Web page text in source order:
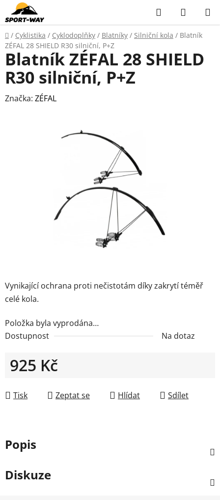
Přejít
na
obsah
Hledat
KOŠÍK
Domů
/ Cyklistika / Cyklodoplňky / Blatníky / Silniční kola / Blatník
ZÉFAL 28 SHIELD R30 silniční, P+Z
Vynikající ochrana proti nečistotám díky zakrytí téměř
celé kola.
Položka byla vyprodána…
Dostupnost
Na dotaz
925 Kč
Tisk
Zeptat se Hlídat Sdílet
Blatník ZÉFAL 28 SHIELD
R30 silniční, P+Z
Značka: ZÉFAL
Popis
Diskuze